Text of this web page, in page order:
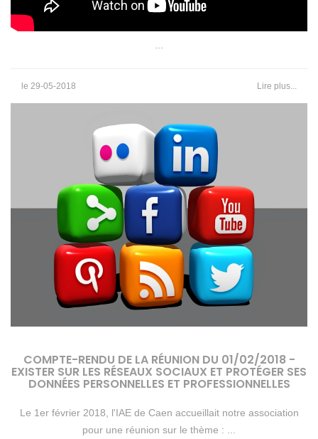
le 29-05-2018 Lire plus...
COMPTE-RENDU DE LA RÉUNION DU 01/02/2018 -
EXISTER SUR LES RÉSEAUX SOCIAUX ET PROTÉGER SES
DONNÉES PERSONNELLES ET PROFESSIONNELLES
Le 1er février 2018, l'IAE de Caen accueillait notre association
pour une réunion sur le thème : ...